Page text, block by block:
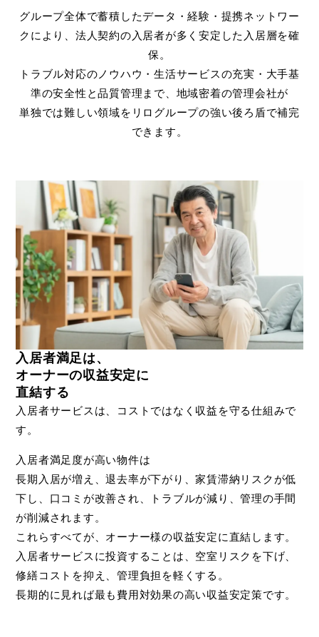
グループ全体で蓄積したデータ・経験・提携ネットワー
クにより、法人契約の入居者が多く安定した入居層を確
保。
トラブル対応のノウハウ・生活サービスの充実・大手基
準の安全性と品質管理まで、地域密着の管理会社が
単独では難しい領域をリログループの強い後ろ盾で補完
できます。
入居者満足は、
オーナーの収益安定に
直結する
入居者サービスは、コストではなく収益を守る仕組みで
す。
入居者満足度が高い物件は
長期入居が増え、退去率が下がり、家賃滞納リスクが低
下し、口コミが改善され、トラブルが減り、管理の手間
が削減されます。
これらすべてが、オーナー様の収益安定に直結します。
入居者サービスに投資することは、空室リスクを下げ、
修繕コストを抑え、管理負担を軽くする。
長期的に見れば最も費用対効果の高い収益安定策です。